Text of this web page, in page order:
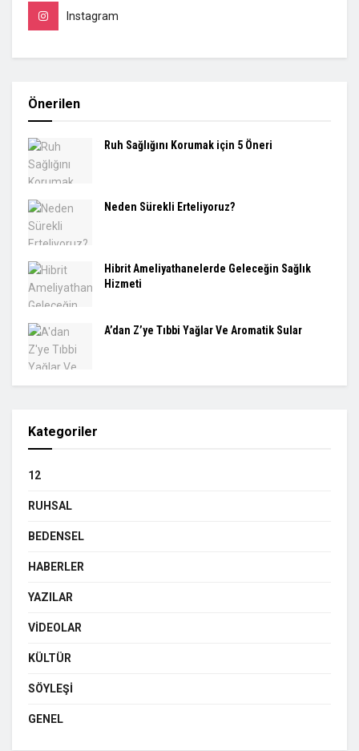
Instagram
Önerilen
Ruh Sağlığını Korumak için 5 Öneri
Neden Sürekli Erteliyoruz?
Hibrit Ameliyathanelerde Geleceğin Sağlık
Hizmeti
A’dan Z’ye Tıbbi Yağlar Ve Aromatik Sular
Kategoriler
12
RUHSAL
BEDENSEL
HABERLER
YAZILAR
VIDEOLAR
KÜLTÜR
SÖYLEŞI
GENEL